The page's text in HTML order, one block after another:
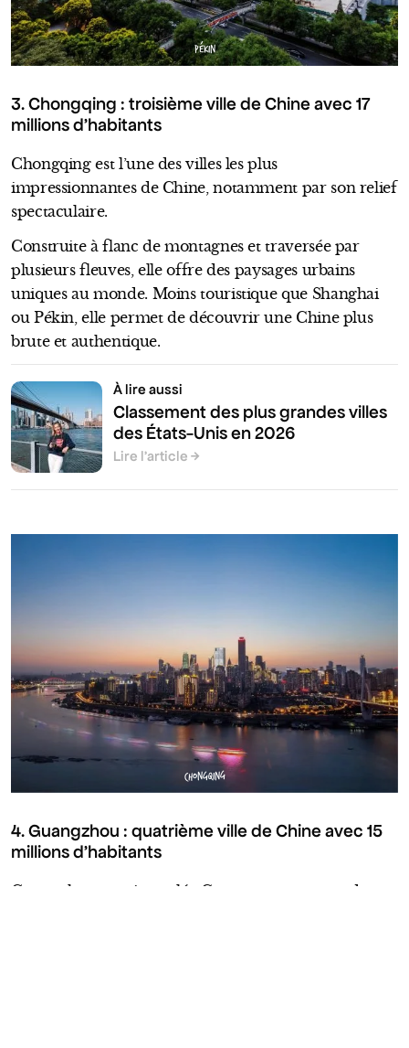
PÉKIN
3. Chongqing : troisième ville de Chine avec 17
millions d’habitants
Chongqing est l’une des villes les plus
impressionnantes de Chine, notamment par son relief
spectaculaire.
Construite à flanc de montagnes et traversée par
plusieurs fleuves, elle offre des paysages urbains
uniques au monde. Moins touristique que Shanghai
ou Pékin, elle permet de découvrir une Chine plus
brute et authentique.
À lire aussi
Classement des plus grandes villes
des États-Unis en 2026
Lire l’article
CHONGQING
4. Guangzhou : quatrième ville de Chine avec 15
millions d’habitants
Guangzhou, aussi appelée Canton, est une grande